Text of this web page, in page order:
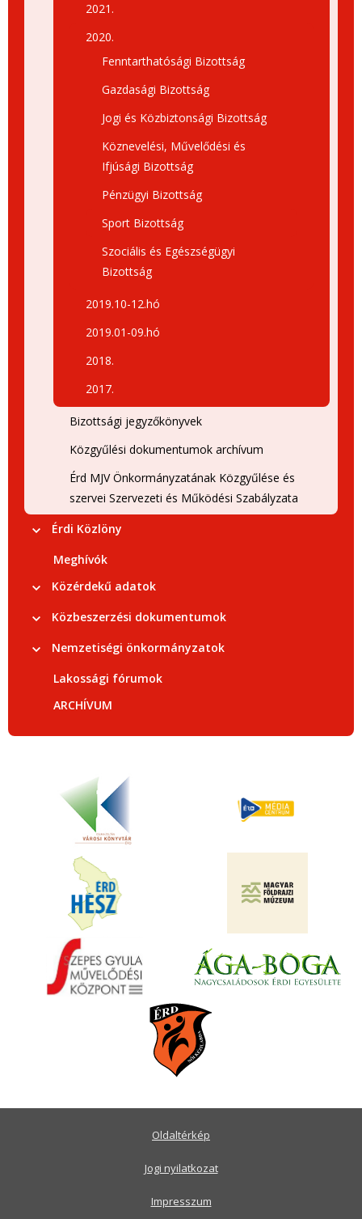
2021.
2020.
Fenntarthatósági Bizottság
Gazdasági Bizottság
Jogi és Közbiztonsági Bizottság
Köznevelési, Művelődési és
Ifjúsági Bizottság
Pénzügyi Bizottság
Sport Bizottság
Szociális és Egészségügyi
Bizottság
2019.10-12.hó
2019.01-09.hó
2018.
2017.
Bizottsági jegyzőkönyvek
Közgyűlési dokumentumok archívum
Érd MJV Önkormányzatának Közgyűlése és
szervei Szervezeti és Működési Szabályzata
Érdi Közlöny
Meghívók
Közérdekű adatok
Közbeszerzési dokumentumok
Nemzetiségi önkormányzatok
Lakossági fórumok
ARCHÍVUM
Oldaltérkép
Jogi nyilatkozat
Impresszum